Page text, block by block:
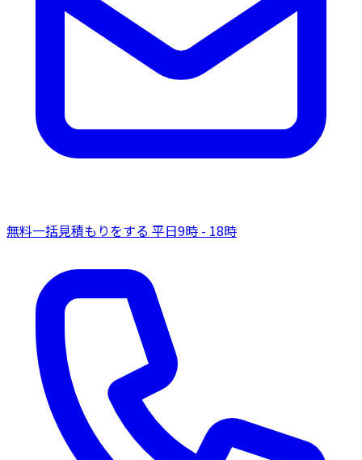
無料一括見積もりをする 平日9時 - 18時